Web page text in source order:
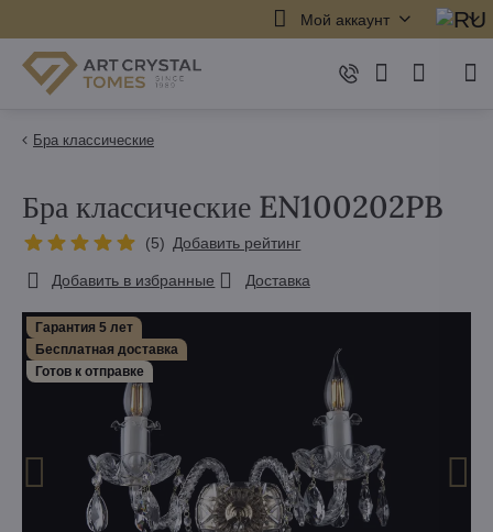
Мой аккаунт
Бра классические
Гарантия 5 лет
Бесплатная доставка
Готов к отправке
Бра классические EN100202PB
(5) Добавить рейтинг
Добавить в избранные Доставка